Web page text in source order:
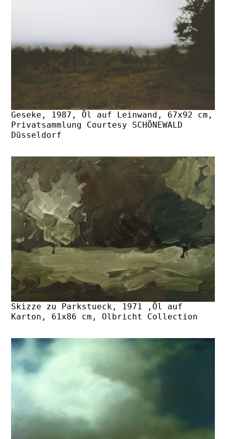
Geseke, 1987, Öl auf Leinwand, 67x92 cm,
Privatsammlung Courtesy SCHÖNEWALD
Düsseldorf
Skizze zu Parkstueck, 1971 ,Öl auf
Karton, 61x86 cm, Olbricht Collection